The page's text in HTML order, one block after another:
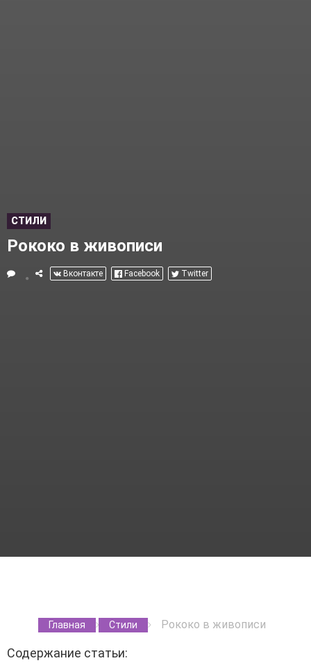
СТИЛИ
Рококо в живописи
Вконтакте Facebook Twitter
Главная Стили Рококо в живописи
Содержание статьи: